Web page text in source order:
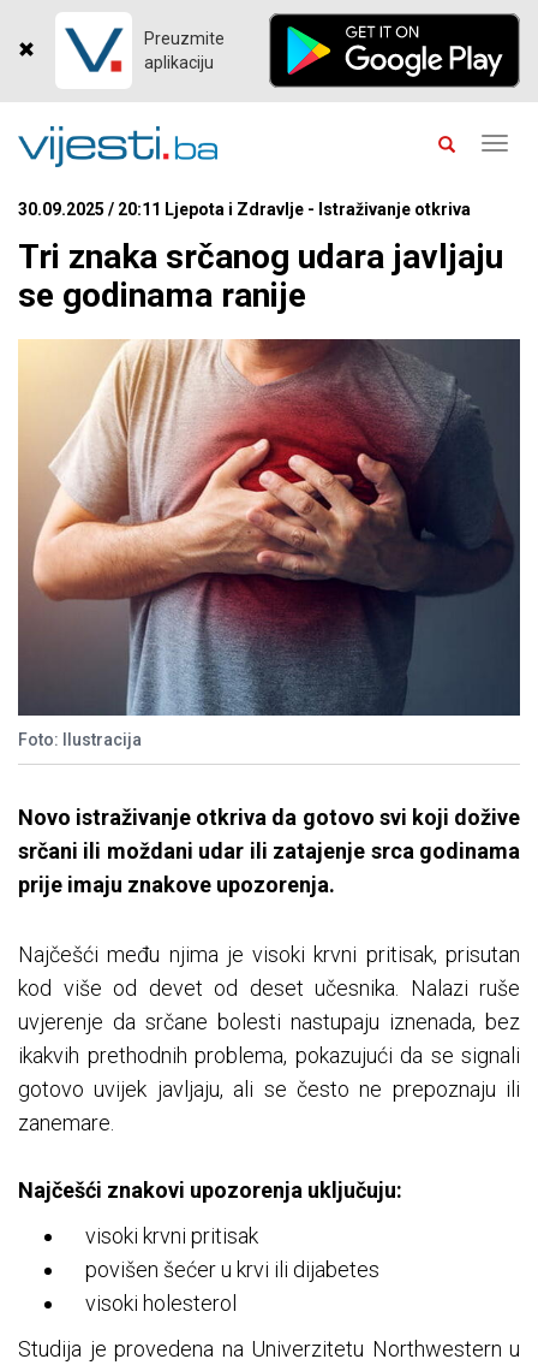
Preuzmite
aplikaciju
30.09.2025 / 20:11 Ljepota i Zdravlje - Istraživanje otkriva
Tri znaka srčanog udara javljaju
se godinama ranije
Foto: Ilustracija
Novo istraživanje otkriva da gotovo svi koji dožive
srčani ili moždani udar ili zatajenje srca godinama
prije imaju znakove upozorenja.
Najčešći među njima je visoki krvni pritisak, prisutan
kod više od devet od deset učesnika. Nalazi ruše
uvjerenje da srčane bolesti nastupaju iznenada, bez
ikakvih prethodnih problema, pokazujući da se signali
gotovo uvijek javljaju, ali se često ne prepoznaju ili
zanemare.
Najčešći znakovi upozorenja uključuju:
visoki krvni pritisak
povišen šećer u krvi ili dijabetes
visoki holesterol
Studija je provedena na Univerzitetu Northwestern u